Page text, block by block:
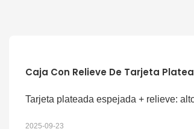
Caja Con Relieve De Tarjeta
Tarjeta plateada espejada + relieve:
2025-09-23